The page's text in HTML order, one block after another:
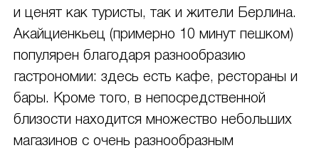
и ценят как туристы, так и жители Берлина.
Акайциенкьец (примерно 10 минут пешком)
популярен благодаря разнообразию
гастрономии: здесь есть кафе, рестораны и
бары. Кроме того, в непосредственной
близости находится множество небольших
магазинов с очень разнообразным